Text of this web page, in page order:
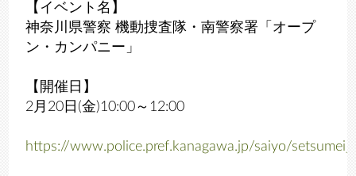
【イベント名】
神奈川県警察 機動捜査隊・南警察署「オープ
ン・カンパニー」
【開催日】
2月20日(金)10:00～12:00
https://www.police.pref.kanagawa.jp/saiyo/